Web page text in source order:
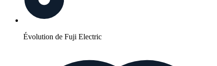
Évolution de Fuji Electric